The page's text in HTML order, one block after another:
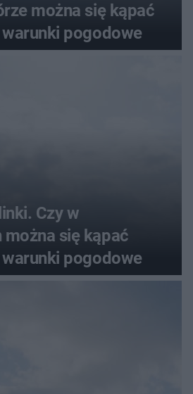
można się kąpać
pogodowe
Czy w
się kąpać
pogodowe